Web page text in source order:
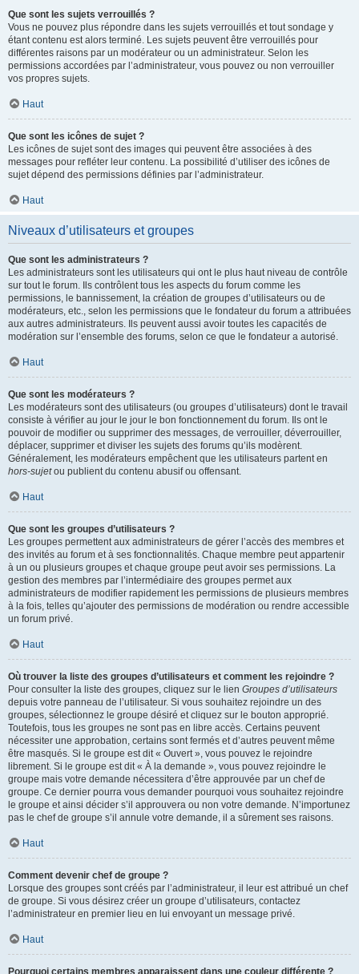
Que sont les sujets verrouillés ?
Vous ne pouvez plus répondre dans les sujets verrouillés et tout sondage y
étant contenu est alors terminé. Les sujets peuvent être verrouillés pour
différentes raisons par un modérateur ou un administrateur. Selon les
permissions accordées par l’administrateur, vous pouvez ou non verrouiller
vos propres sujets.
Haut
Que sont les icônes de sujet ?
Les icônes de sujet sont des images qui peuvent être associées à des
messages pour refléter leur contenu. La possibilité d’utiliser des icônes de
sujet dépend des permissions définies par l’administrateur.
Haut
Niveaux d’utilisateurs et groupes
Que sont les administrateurs ?
Les administrateurs sont les utilisateurs qui ont le plus haut niveau de contrôle
sur tout le forum. Ils contrôlent tous les aspects du forum comme les
permissions, le bannissement, la création de groupes d’utilisateurs ou de
modérateurs, etc., selon les permissions que le fondateur du forum a attribuées
aux autres administrateurs. Ils peuvent aussi avoir toutes les capacités de
modération sur l’ensemble des forums, selon ce que le fondateur a autorisé.
Haut
Que sont les modérateurs ?
Les modérateurs sont des utilisateurs (ou groupes d’utilisateurs) dont le travail
consiste à vérifier au jour le jour le bon fonctionnement du forum. Ils ont le
pouvoir de modifier ou supprimer des messages, de verrouiller, déverrouiller,
déplacer, supprimer et diviser les sujets des forums qu’ils modèrent.
Généralement, les modérateurs empêchent que les utilisateurs partent en
hors-sujetou publient du contenu abusif ou offensant.
Haut
Que sont les groupes d’utilisateurs ?
Les groupes permettent aux administrateurs de gérer l’accès des membres et
des invités au forum et à ses fonctionnalités. Chaque membre peut appartenir
à un ou plusieurs groupes et chaque groupe peut avoir ses permissions. La
gestion des membres par l’intermédiaire des groupes permet aux
administrateurs de modifier rapidement les permissions de plusieurs membres
à la fois, telles qu’ajouter des permissions de modération ou rendre accessible
un forum privé.
Haut
Où trouver la liste des groupes d’utilisateurs et comment les rejoindre ?
Pour consulter la liste des groupes, cliquez sur le lien Groupes d’utilisateurs
depuis votre panneau de l’utilisateur. Si vous souhaitez rejoindre un des
groupes, sélectionnez le groupe désiré et cliquez sur le bouton approprié.
Toutefois, tous les groupes ne sont pas en libre accès. Certains peuvent
nécessiter une approbation, certains sont fermés et d’autres peuvent même
être masqués. Si le groupe est dit « Ouvert », vous pouvez le rejoindre
librement. Si le groupe est dit « À la demande », vous pouvez rejoindre le
groupe mais votre demande nécessitera d’être approuvée par un chef de
groupe. Ce dernier pourra vous demander pourquoi vous souhaitez rejoindre
le groupe et ainsi décider s’il approuvera ou non votre demande. N’importunez
pas le chef de groupe s’il annule votre demande, il a sûrement ses raisons.
Haut
Comment devenir chef de groupe ?
Lorsque des groupes sont créés par l’administrateur, il leur est attribué un chef
de groupe. Si vous désirez créer un groupe d’utilisateurs, contactez
l’administrateur en premier lieu en lui envoyant un message privé.
Haut
Pourquoi certains membres apparaissent dans une couleur différente ?